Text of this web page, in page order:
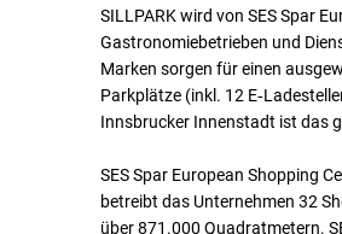
SILLPARK wird von SES Spar
Gastronomiebetrieben und
Marken sorgen für einen
Parkplätze (inkl. 12
Innsbrucker Innenstadt ist das
SES Spar European Shopping
betreibt das Unternehmen 32
über 871.000 Quadratmetern.